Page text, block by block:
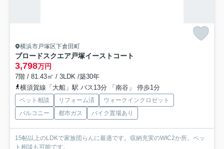
横浜市戸塚区下倉田町
ブロードスクエア戸塚イーストコート
3,798万円
7階 / 81.43㎡ / 3LDK /築30年
横須賀線「大船」駅 バス13分 「南谷」 停歩1分
ペット相談 リフォーム済
ウォークインクロゼット
バルコニー
都市ガス バイク置場あり
15帖以上のLDKで家族団らんに最適です。収納充実のWIC2か所。ペッ
ト相談も可能です。